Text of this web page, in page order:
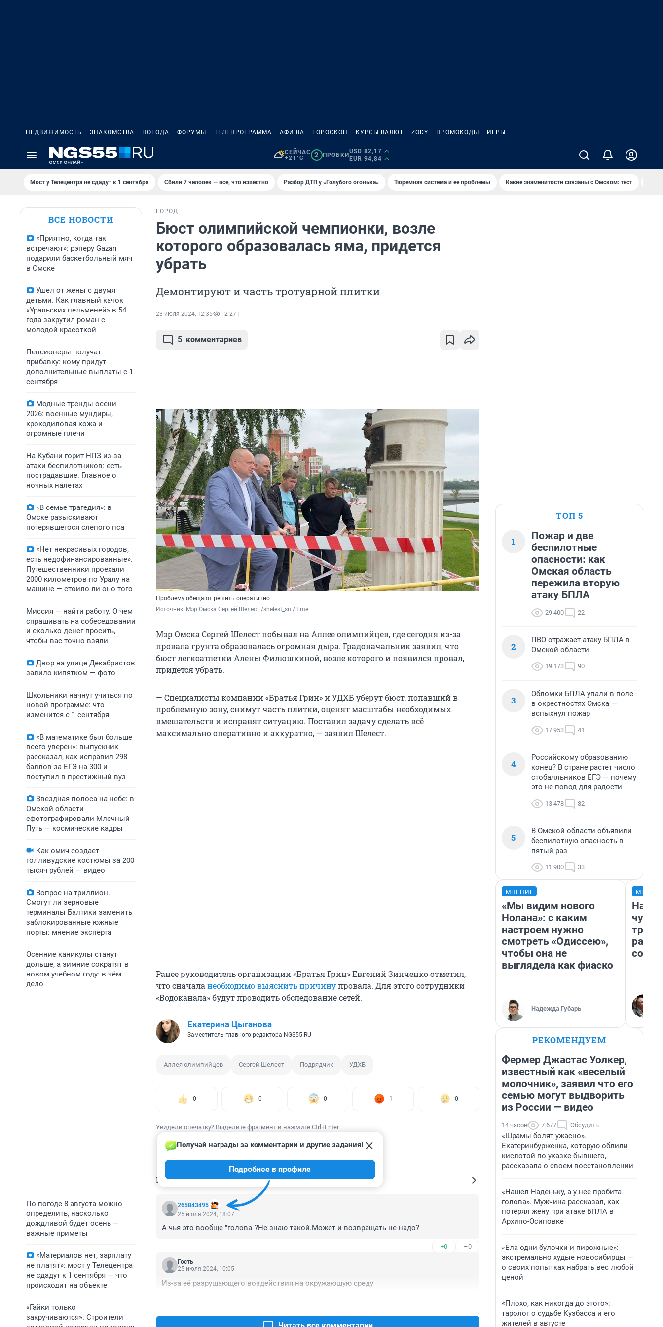
НЕДВИЖИМОСТЬ ЗНАКОМСТВА ПОГОДА ФОРУМЫ ТЕЛЕПРОГРАММА АФИША ГОРОСКОП КУРСЫ ВАЛЮТ ZODY ПРОМОКОДЫ ИГРЫ
СЕЙЧАС
+21°C
2 ПРОБКИ
USD 82,17
EUR 94,84
Мост у Телецентра не сдадут к 1 сентября Сбили 7 человек — все, что известно Разбор ДТП у «Голубого огонька» Тюремная система и ее проблемы Какие знаменитости связаны с Омском: тест
ВСЕ НОВОСТИ
«Приятно, когда так
встречают»: рэперу Gazan
подарили баскетбольный мяч
в Омске
Ушел от жены с двумя
детьми. Как главный качок
«Уральских пельменей» в 54
года закрутил роман с
молодой красоткой
Пенсионеры получат
прибавку: кому придут
дополнительные выплаты с 1
сентября
Модные тренды осени
2026: военные мундиры,
крокодиловая кожа и
огромные плечи
На Кубани горит НПЗ из-за
атаки беспилотников: есть
пострадавшие. Главное о
ночных налетах
«В семье трагедия»: в
Омске разыскивают
потерявшегося слепого пса
«Нет некрасивых городов,
есть недофинансированные».
Путешественники проехали
2000 километров по Уралу на
машине — стоило ли оно того
Миссия — найти работу. О чем
спрашивать на собеседовании
и сколько денег просить,
чтобы вас точно взяли
Двор на улице Декабристов
залило кипятком — фото
Школьники начнут учиться по
новой программе: что
изменится с 1 сентября
«В математике был больше
всего уверен»: выпускник
рассказал, как исправил 298
баллов за ЕГЭ на 300 и
поступил в престижный вуз
Звездная полоса на небе: в
Омской области
сфотографировали Млечный
Путь — космические кадры
Как омич создает
голливудские костюмы за 200
тысяч рублей — видео
Вопрос на триллион.
Смогут ли зерновые
терминалы Балтики заменить
заблокированные южные
порты: мнение эксперта
Осенние каникулы станут
дольше, а зимние сократят в
новом учебном году: в чём
дело
По погоде 8 августа можно
определить, насколько
дождливой будет осень —
важные приметы
«Материалов нет, зарплату
не платят»: мост у Телецентра
не сдадут к 1 сентября — что
происходит на объекте
«Гайки только
закручиваются». Строители
ГОРОД
Бюст олимпийской чемпионки, возле
которого образовалась яма, придется
убрать
Демонтируют и часть тротуарной плитки
23 июля 2024, 12:35 2 271
5 комментариев
Проблему обещают решить оперативно
Источник: Мэр Омска Сергей Шелест /shelest_sn / t.me
Мэр Омска Сергей Шелест побывал на Аллее олимпийцев, где сегодня из-за
провала грунта образовалась огромная дыра. Градоначальник заявил, что
бюст легкоатлетки Алены Филюшкиной, возле которого и появился провал,
придется убрать.
— Специалисты компании «Братья Грин» и УДХБ уберут бюст, попавший в
проблемную зону, снимут часть плитки, оценят масштабы необходимых
вмешательств и исправят ситуацию. Поставил задачу сделать всё
максимально оперативно и аккуратно, — заявил Шелест.
Ранее руководитель организации «Братья Грин» Евгений Зинченко отметил,
что сначала необходимо выяснить причинупровала. Для этого сотрудники
«Водоканала» будут проводить обследование сетей.
Екатерина Цыганова
Заместитель главного редактора NGS55.RU
Аллея олимпийцев Сергей Шелест Подрядчик УДХБ
0 0 0 1 0
Увидели опечатку? Выделите фрагмент и нажмите Ctrl+Enter
КОММЕНТАРИИ 5
265843495
Получай награды за комментарии и другие задания!
Подробнее в профиле
25 июля 2024, 18:07
А чья это вообще "голова"?Не знаю такой.Может и возвращать не надо?
+0 –0
Гость
25 июля 2024, 10:05
Из-за её разрушающего воздействия на окружающую среду
ТОП 5
1
Пожар и две
беспилотные
опасности: как
Омская область
пережила вторую
атаку БПЛА
29 400 22
2
ПВО отражает атаку БПЛА в
Омской области
19 173 90
3
Обломки БПЛА упали в поле
в окрестностях Омска —
вспыхнул пожар
17 953 41
4
Российскому образованию
конец? В стране растет число
стобалльников ЕГЭ — почему
это не повод для радости
13 478 82
5
В Омской области объявили
беспилотную опасность в
пятый раз
11 900 33
МНЕНИЕ
«Мы видим нового
Нолана»: с каким
настроем нужно
смотреть «Одиссею»,
чтобы она не
выглядела как фиаско
Надежда Губарь
РЕКОМЕНДУЕМ
Фермер Джастас Уолкер,
известный как «веселый
молочник», заявил что его
семью могут выдворить
из России — видео
14 часов 7 677 Обсудить
«Шрамы болят ужасно».
Екатеринбурженка, которую облили
кислотой по указке бывшего,
рассказала о своем восстановлении
«Нашел Наденьку, а у нее пробита
голова». Мужчина рассказал, как
потерял жену при атаке БПЛА в
Архипо-Осиповке
«Ела одни булочки и пирожные»:
экстремально худые новосибирцы —
о своих попытках набрать вес любой
ценой
«Плохо, как никогда до этого»:
таролог о судьбе Кузбасса и его
жителей в августе